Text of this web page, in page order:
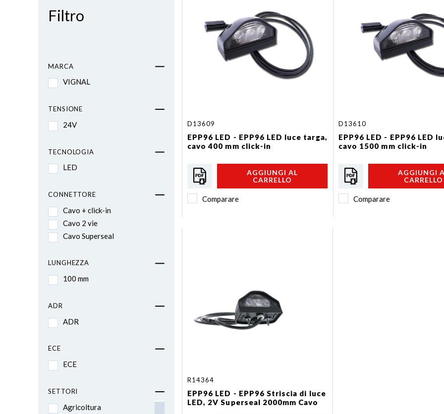
Filtro
MARCA
VIGNAL
TENSIONE
24V
TECNOLOGIA
LED
CONNETTORE
Cavo + click-in
Cavo 2 vie
Cavo Superseal
LUNGHEZZA
100 mm
ADR
ADR
ECE
ECE
SETTORI
Agricoltura
D13609
EPP96 LED - EPP96 LED luce targa,
cavo 400 mm click-in
AGGIUNGI AL
CARRELLO
Comparare
D13610
EPP96 LED - EPP96 LED
cavo 1500 mm click-in
AGGIUNGI
CARRELLO
Comparare
R14364
EPP96 LED - EPP96 Striscia di luce
LED, 2V Superseal 2000mm Cavo